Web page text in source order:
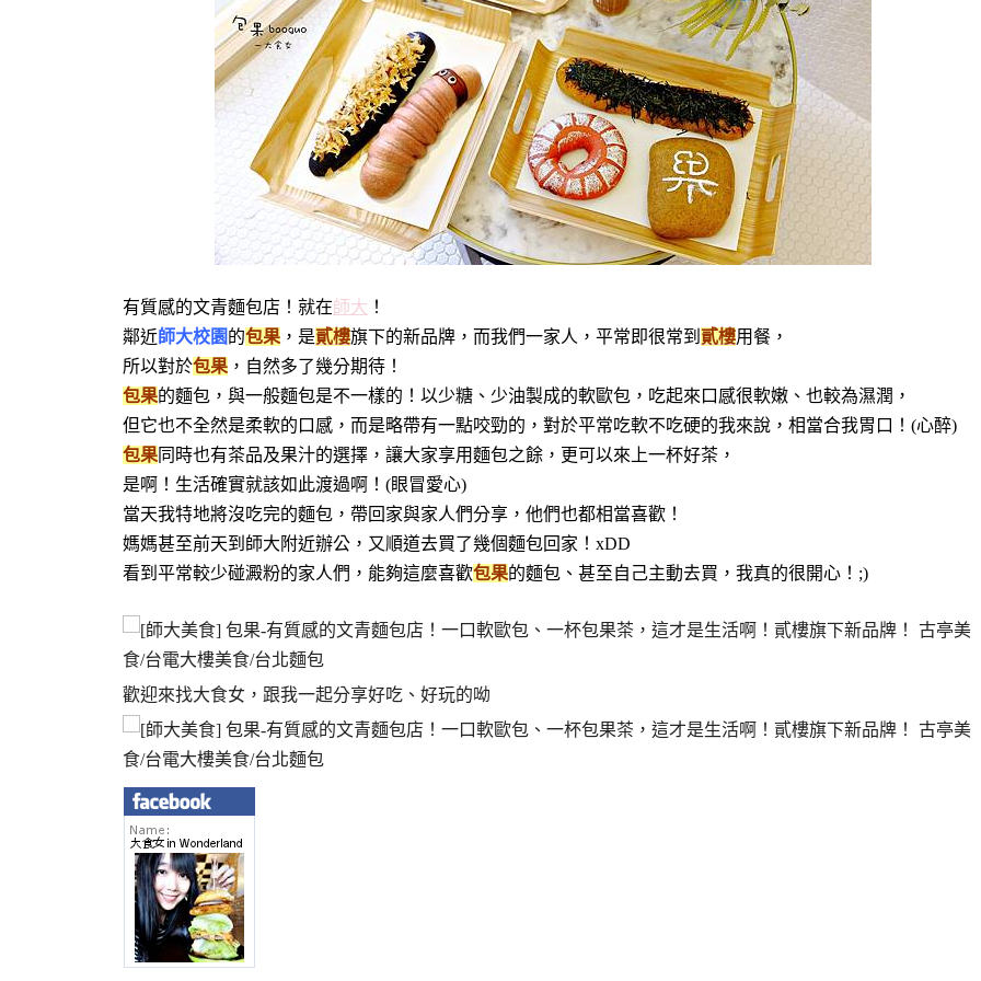
有質感的文青麵包店！就在師大 ！
鄰近師大校園的包果 ，是貳樓旗下的新品牌，而我們一家人，平常即很常到 貳樓用餐，
所以對於包果 ，自然多了幾分期待！
包果的麵包，與一般麵包是不一樣的！以少糖、少油製成的軟歐包，吃起來口感很軟嫩、也較為濕潤，
但它也不全然是柔軟的口感，而是略帶有一點咬勁的，對於平常吃軟不吃硬的我來說，相當合我胃口！(心醉)
包果同時也有茶品及果汁的選擇，讓大家享用麵包之餘，更可以來上一杯好茶，
是啊！生活確實就該如此渡過啊！(眼冒愛心)
當天我特地將沒吃完的麵包，帶回家與家人們分享，他們也都相當喜歡！
媽媽甚至前天到師大附近辦公，又順道去買了幾個麵包回家！xDD
看到平常較少碰澱粉的家人們，能夠這麼喜歡包果的麵包、甚至自己主動去買，我真的很開心！;)
歡迎來找大食女，跟我一起分享好吃、好玩的呦